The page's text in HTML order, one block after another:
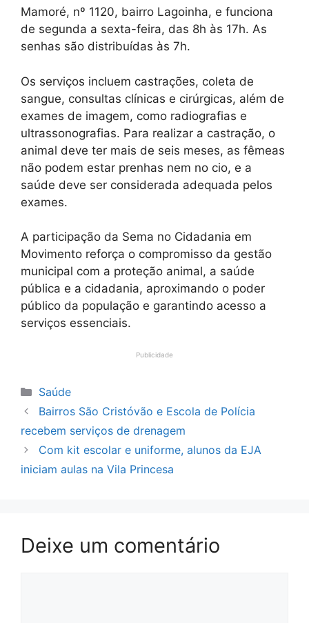
Mamoré, nº 1120, bairro Lagoinha, e funciona
de segunda a sexta-feira, das 8h às 17h. As
senhas são distribuídas às 7h.
Os serviços incluem castrações, coleta de
sangue, consultas clínicas e cirúrgicas, além de
exames de imagem, como radiografias e
ultrassonografias. Para realizar a castração, o
animal deve ter mais de seis meses, as fêmeas
não podem estar prenhas nem no cio, e a
saúde deve ser considerada adequada pelos
exames.
A participação da Sema no Cidadania em
Movimento reforça o compromisso da gestão
municipal com a proteção animal, a saúde
pública e a cidadania, aproximando o poder
público da população e garantindo acesso a
serviços essenciais.
Publicidade
Categorias
Saúde
Bairros São Cristóvão e Escola de Polícia
recebem serviços de drenagem
Com kit escolar e uniforme, alunos da EJA
iniciam aulas na Vila Princesa
Deixe um comentário